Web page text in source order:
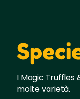
I Magic Truffles
molte varietà.